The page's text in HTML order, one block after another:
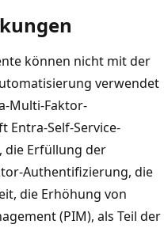
können nicht mit der
verwendet
Multi-Faktor-
Entra-Self-Service-
die Erfüllung der
Authentifizierung, die
die Erhöhung von
(PIM), als Teil der